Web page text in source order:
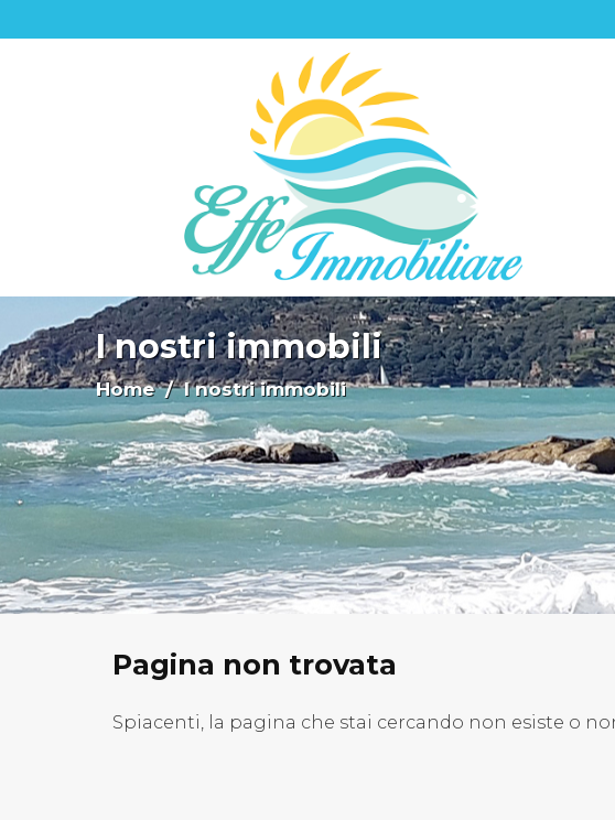
I nostri immobili
Home/ I nostri immobili
Pagina non trovata
Spiacenti, la pagina che stai cercando non esiste o